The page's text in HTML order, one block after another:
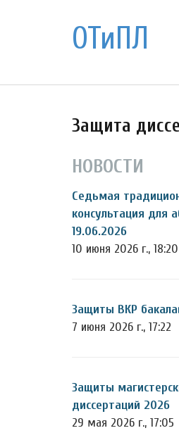
ОТиПЛ
Защита
НОВОСТИ
Седьмая
консультация для
19.06.2026
10 июня 2026 г., 18:20
Защиты ВКР
7 июня 2026 г., 17:22
Защиты
диссертаций 2026
29 мая 2026 г., 17:05